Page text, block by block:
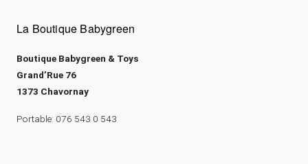
La Boutique Babygreen
Boutique Babygreen & Toys
Grand’Rue 76
1373 Chavornay
Portable: 076 543 0 543